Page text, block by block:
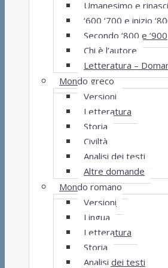
Umanesimo e
‘600 ‘700 e inizio
Secondo ‘800 e ‘900
Chi è l’autore
Letteratura –
Mondo greco
Versioni
Letteratura
Storia
Civiltà
Analisi dei testi
Altre domande
Mondo romano
Versioni
Lingua
Letteratura
Storia
Analisi dei testi